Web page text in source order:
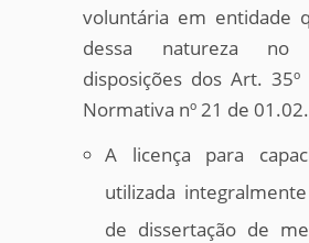
voluntária em entidade
dessa natureza no
disposições dos Art.
Normativa nº 21 de
A licença para
utilizada
de dissertação de